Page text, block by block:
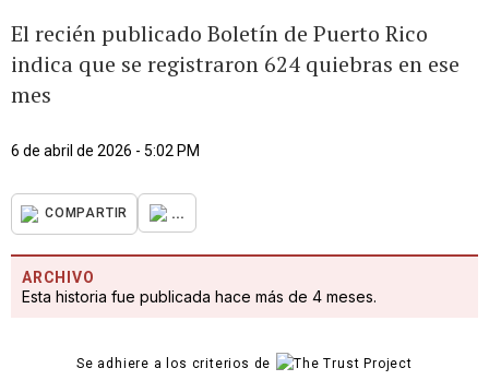
El recién publicado Boletín de Puerto Rico
indica que se registraron 624 quiebras en ese
mes
6 de abril de 2026 - 5:02 PM
COMPARTIR ...
ARCHIVO
Esta historia fue publicada hace más de 4 meses.
Se adhiere a los criterios de